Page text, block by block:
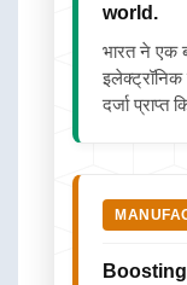
world.
भारत ने एक
इलेक्ट्रॉनिक
दर्जा प्राप्त